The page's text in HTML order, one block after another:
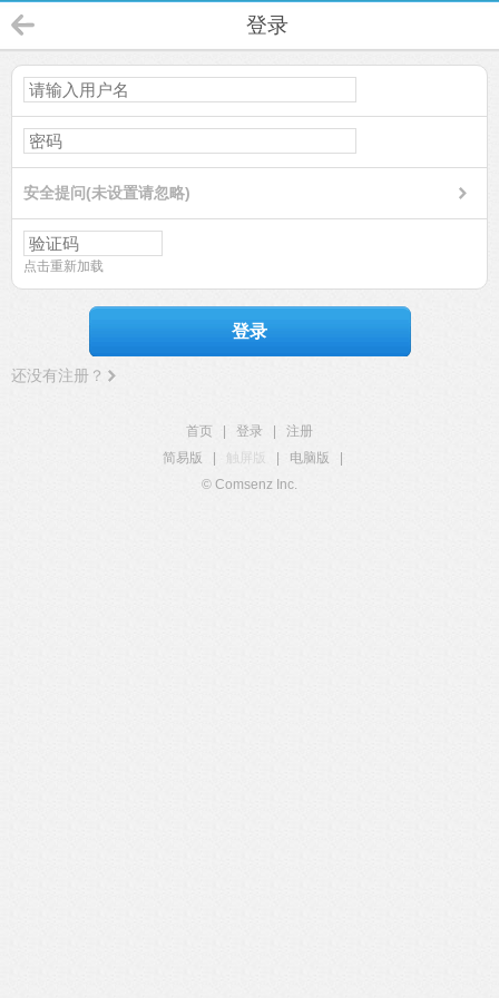
登录
安全提问(未设置请忽略)
点击重新加载
登录
还没有注册？
首页 登录
注册
简易版
触屏版 电脑版
© Comsenz Inc.